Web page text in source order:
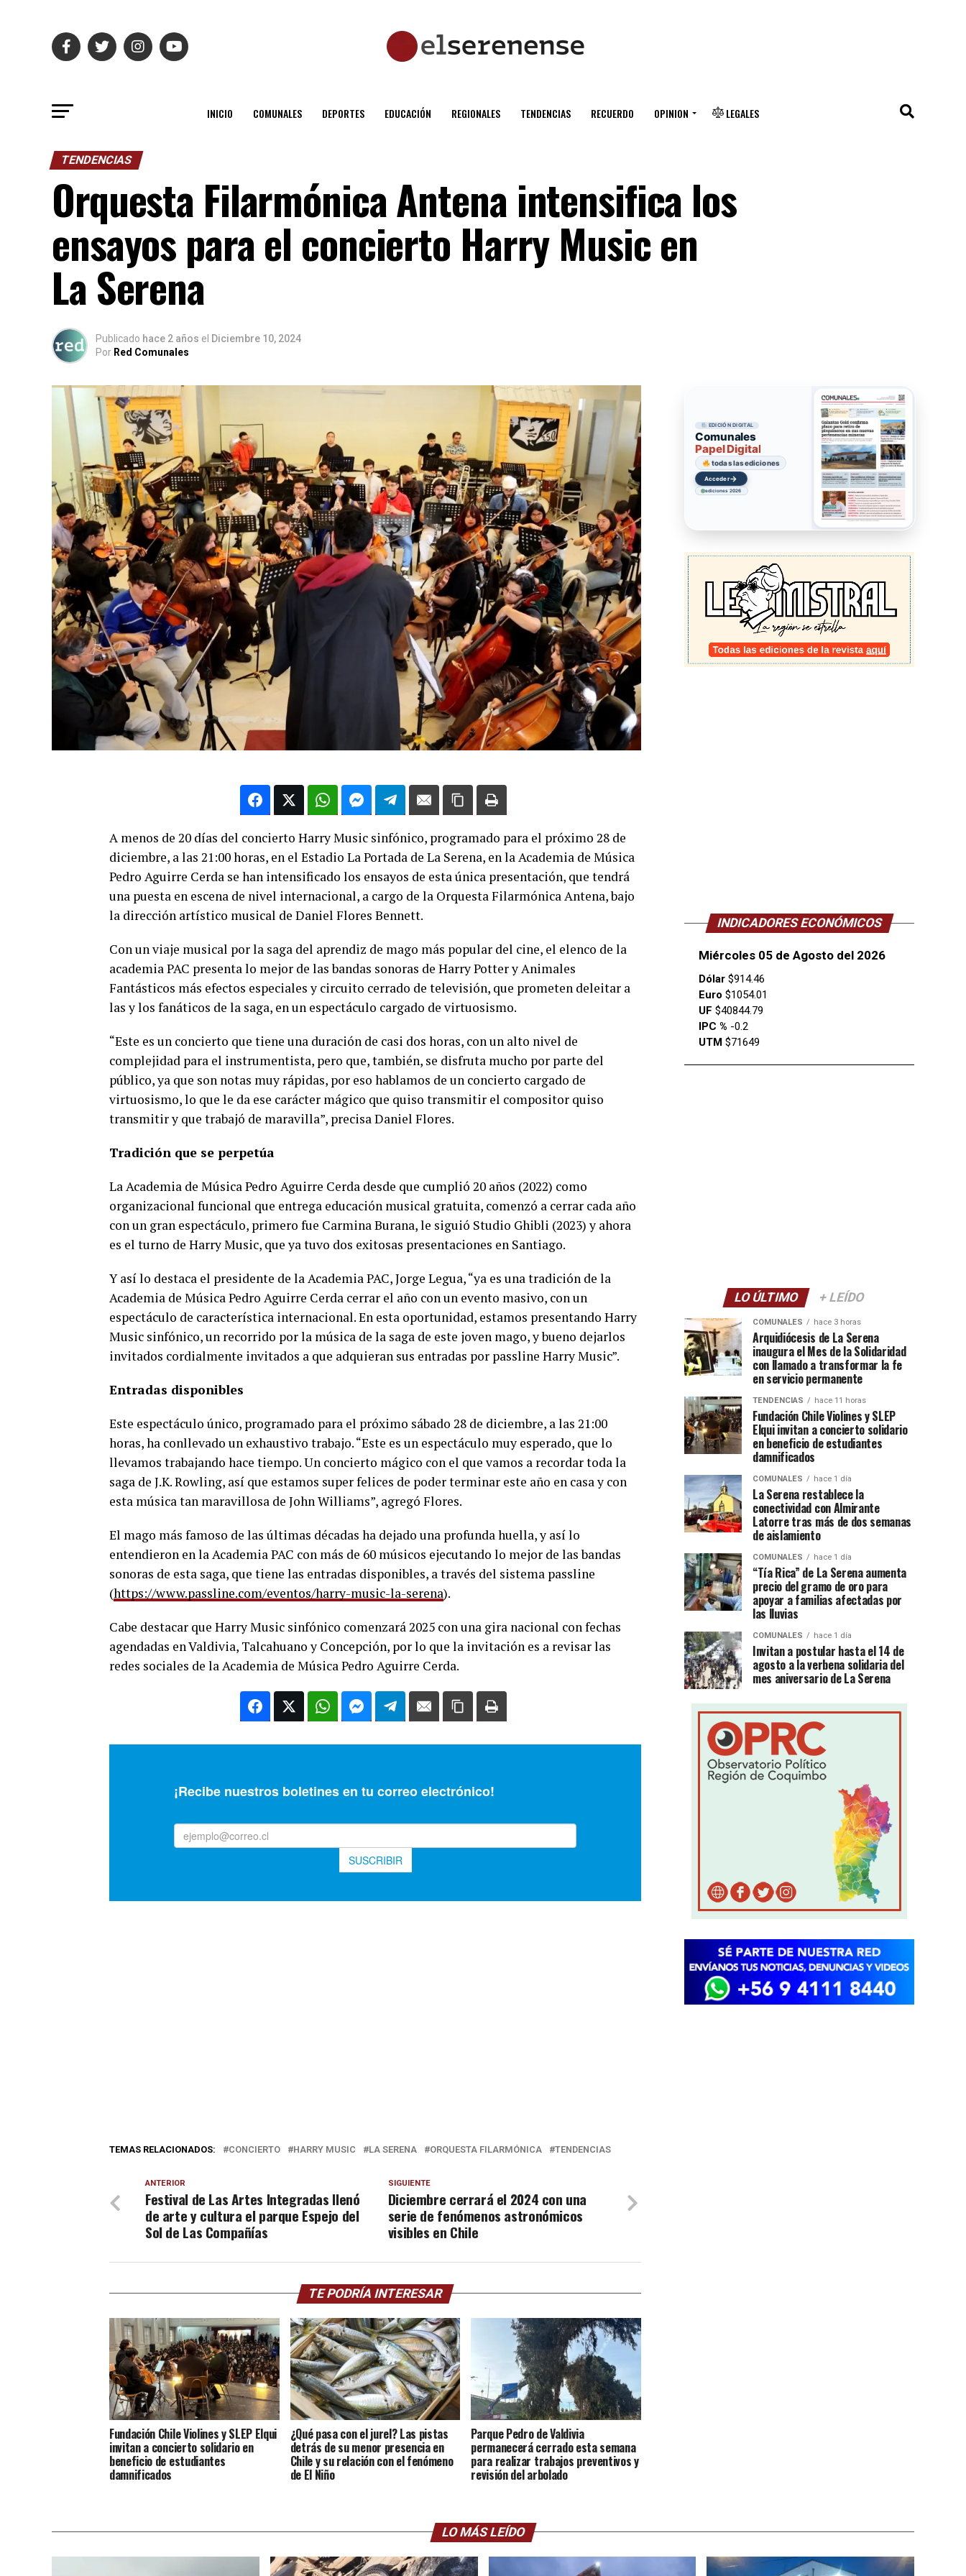
INICIO COMUNALES DEPORTES EDUCACIÓN REGIONALES TENDENCIAS RECUERDO OPINION LEGALES
TENDENCIAS
Orquesta Filarmónica Antena intensifica los
ensayos para el concierto Harry Music en
La Serena
Publicado hace 2 años el Diciembre 10, 2024
Por Red Comunales
A menos de 20 días del concierto Harry Music sinfónico, programado para el próximo 28 de
diciembre, a las 21:00 horas, en el Estadio La Portada de La Serena, en la Academia de Música
Pedro Aguirre Cerda se han intensificado los ensayos de esta única presentación, que tendrá
una puesta en escena de nivel internacional, a cargo de la Orquesta Filarmónica Antena, bajo
la dirección artístico musical de Daniel Flores Bennett.
Con un viaje musical por la saga del aprendiz de mago más popular del cine, el elenco de la
academia PAC presenta lo mejor de las bandas sonoras de Harry Potter y Animales
Fantásticos más efectos especiales y circuito cerrado de televisión, que prometen deleitar a
las y los fanáticos de la saga, en un espectáculo cargado de virtuosismo.
“Este es un concierto que tiene una duración de casi dos horas, con un alto nivel de
complejidad para el instrumentista, pero que, también, se disfruta mucho por parte del
público, ya que son notas muy rápidas, por eso hablamos de un concierto cargado de
virtuosismo, lo que le da ese carácter mágico que quiso transmitir el compositor quiso
transmitir y que trabajó de maravilla”, precisa Daniel Flores.
Tradición que se perpetúa
La Academia de Música Pedro Aguirre Cerda desde que cumplió 20 años (2022) como
organizacional funcional que entrega educación musical gratuita, comenzó a cerrar cada año
con un gran espectáculo, primero fue Carmina Burana, le siguió Studio Ghibli (2023) y ahora
es el turno de Harry Music, que ya tuvo dos exitosas presentaciones en Santiago.
Y así lo destaca el presidente de la Academia PAC, Jorge Legua, “ya es una tradición de la
Academia de Música Pedro Aguirre Cerda cerrar el año con un evento masivo, con un
espectáculo de característica internacional. En esta oportunidad, estamos presentando Harry
Music sinfónico, un recorrido por la música de la saga de este joven mago, y bueno dejarlos
invitados cordialmente invitados a que adquieran sus entradas por passline Harry Music”.
Entradas disponibles
Este espectáculo único, programado para el próximo sábado 28 de diciembre, a las 21:00
horas, ha conllevado un exhaustivo trabajo. “Este es un espectáculo muy esperado, que lo
llevamos trabajando hace tiempo. Un concierto mágico con el que vamos a recordar toda la
saga de J.K. Rowling, así que estamos super felices de poder terminar este año en casa y con
esta música tan maravillosa de John Williams”, agregó Flores.
El mago más famoso de las últimas décadas ha dejado una profunda huella, y así lo
entendieron en la Academia PAC con más de 60 músicos ejecutando lo mejor de las bandas
sonoras de esta saga, que tiene las entradas disponibles, a través del sistema passline
(https://www.passline.com/eventos/harry-music-la-serena).
Cabe destacar que Harry Music sinfónico comenzará 2025 con una gira nacional con fechas
agendadas en Valdivia, Talcahuano y Concepción, por lo que la invitación es a revisar las
redes sociales de la Academia de Música Pedro Aguirre Cerda.
TEMAS RELACIONADOS: CONCIERTO HARRY MUSIC LA SERENA ORQUESTA FILARMÓNICA TENDENCIAS
SIGUIENTE
Diciembre cerrará el 2024 con una
serie de fenómenos astronómicos
visibles en Chile
ANTERIOR
Festival de Las Artes Integradas llenó
de arte y cultura el parque Espejo del
Sol de Las Compañías
TE PODRÍA INTERESAR
Fundación Chile Violines y SLEP Elqui
invitan a concierto solidario en
beneficio de estudiantes
damnificados
¿Qué pasa con el jurel? Las pistas
detrás de su menor presencia en
Chile y su relación con el fenómeno
de El Niño
Parque Pedro de Valdivia
permanecerá cerrado esta semana
para realizar trabajos preventivos y
revisión del arbolado
EDICIÓN DIGITAL
Comunales
Papel Digital
todas las ediciones
Acceder→
ediciones 2026
INDICADORES ECONÓMICOS
Miércoles 05 de Agosto del 2026
Dólar $914.46
Euro $1054.01
UF $40844.79
IPC % -0.2
UTM $71649
LO ÚLTIMO + LEÍDO
COMUNALES hace 3 horas
Arquidiócesis de La Serena
inaugura el Mes de la Solidaridad
con llamado a transformar la fe
en servicio permanente
TENDENCIAS hace 11 horas
Fundación Chile Violines y SLEP
Elqui invitan a concierto solidario
en beneficio de estudiantes
damnificados
COMUNALES hace 1 día
La Serena restablece la
conectividad con Almirante
Latorre tras más de dos semanas
de aislamiento
COMUNALES hace 1 día
“Tía Rica” de La Serena aumenta
precio del gramo de oro para
apoyar a familias afectadas por
las lluvias
COMUNALES hace 1 día
Invitan a postular hasta el 14 de
agosto a la verbena solidaria del
mes aniversario de La Serena
LO MÁS LEÍDO